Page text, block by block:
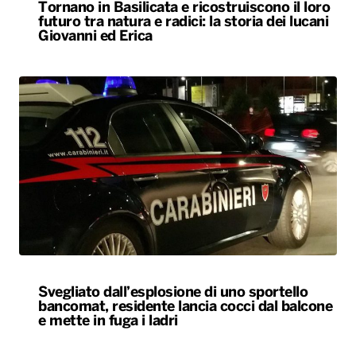
Tornano in Basilicata e ricostruiscono il loro
futuro tra natura e radici: la storia dei lucani
Giovanni ed Erica
Svegliato dall’esplosione di uno sportello
bancomat, residente lancia cocci dal balcone
e mette in fuga i ladri